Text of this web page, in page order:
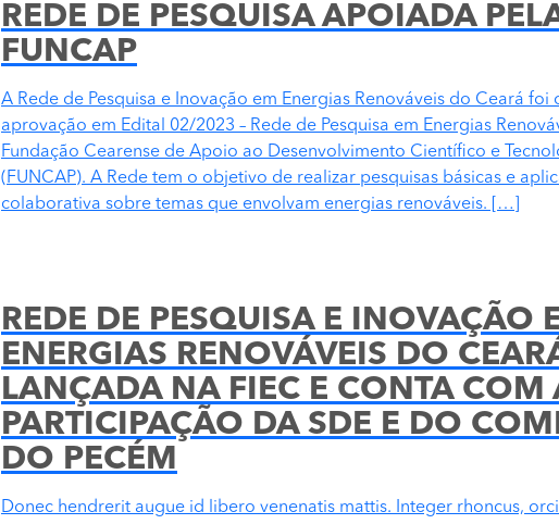
REDE DE PESQUISA APOIADA
FUNCAP
A Rede de Pesquisa e Inovação em Energias Renováveis do Ceará foi
aprovação em Edital 02/2023 – Rede de Pesquisa em Energias
Fundação Cearense de Apoio ao Desenvolvimento Científico e
(FUNCAP). A Rede tem o objetivo de realizar pesquisas básicas e
colaborativa sobre temas que envolvam energias renováveis. […]
REDE DE PESQUISA E INOVAÇÃO
ENERGIAS RENOVÁVEIS DO
LANÇADA NA FIEC E CONTA COM
PARTICIPAÇÃO DA SDE E DO
DO PECÉM
Donec hendrerit augue id libero venenatis mattis. Integer rhoncus,